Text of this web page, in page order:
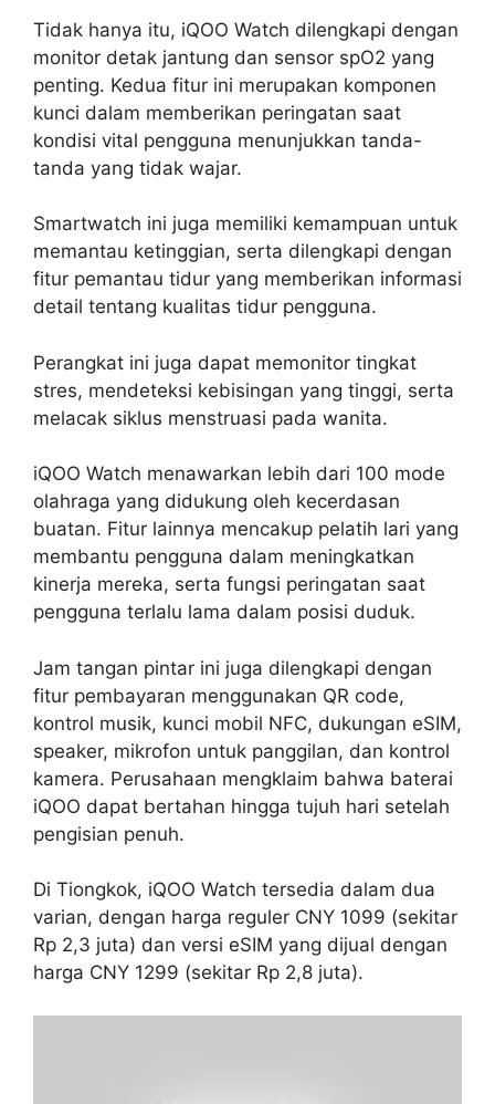
Tidak hanya itu, iQOO Watch dilengkapi dengan
monitor detak jantung dan sensor spO2 yang
penting. Kedua fitur ini merupakan komponen
kunci dalam memberikan peringatan saat
kondisi vital pengguna menunjukkan tanda-
tanda yang tidak wajar.
Smartwatch ini juga memiliki kemampuan untuk
memantau ketinggian, serta dilengkapi dengan
fitur pemantau tidur yang memberikan informasi
detail tentang kualitas tidur pengguna.
Perangkat ini juga dapat memonitor tingkat
stres, mendeteksi kebisingan yang tinggi, serta
melacak siklus menstruasi pada wanita.
iQOO Watch menawarkan lebih dari 100 mode
olahraga yang didukung oleh kecerdasan
buatan. Fitur lainnya mencakup pelatih lari yang
membantu pengguna dalam meningkatkan
kinerja mereka, serta fungsi peringatan saat
pengguna terlalu lama dalam posisi duduk.
Jam tangan pintar ini juga dilengkapi dengan
fitur pembayaran menggunakan QR code,
kontrol musik, kunci mobil NFC, dukungan eSIM,
speaker, mikrofon untuk panggilan, dan kontrol
kamera. Perusahaan mengklaim bahwa baterai
iQOO dapat bertahan hingga tujuh hari setelah
pengisian penuh.
Di Tiongkok, iQOO Watch tersedia dalam dua
varian, dengan harga reguler CNY 1099 (sekitar
Rp 2,3 juta) dan versi eSIM yang dijual dengan
harga CNY 1299 (sekitar Rp 2,8 juta).